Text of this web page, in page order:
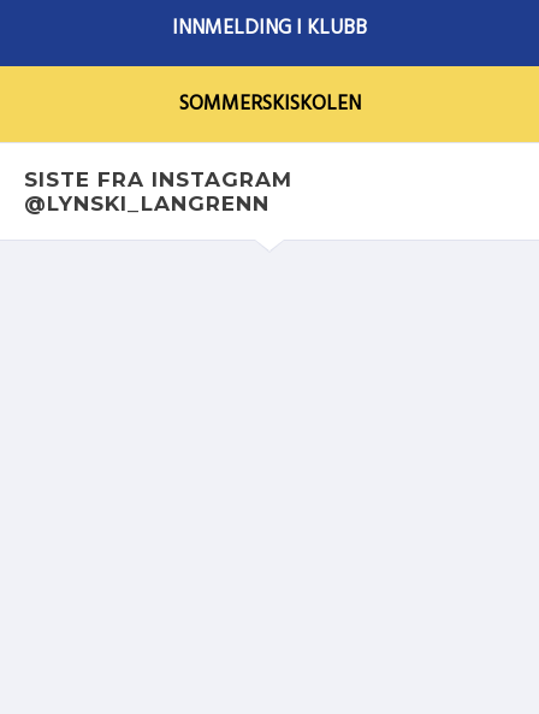
INNMELDING I KLUBB
SOMMERSKISKOLEN
SISTE FRA INSTAGRAM
@LYNSKI_LANGRENN
VISMA SKI CLASSICS 4 kids (3-12 år)
Ungdomsbirken & LYN SKI
Søndags langturer